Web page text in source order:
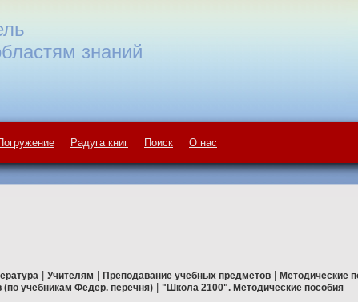
Радуга книг Поиск О нас
знаний
Учителям Преподавание учебных предметов Методические
(по учебникам Федер. перечня) "Школа 2100". Методические пособия